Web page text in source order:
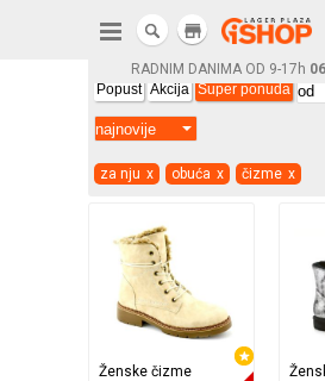
RADNIM DANIMA OD 9-17h
store
Popust Akcija Super ponuda
za nju x obuća x čizme x
Ženske čizme